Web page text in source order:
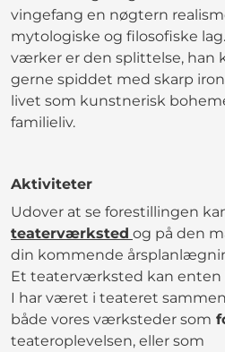
vingefang en nøgtern
mytologiske og filosofiske
værker er den splittelse, han
gerne spiddet med skarp
livet som kunstnerisk
familieliv.
Aktiviteter
Udover at se forestillingen
teaterværksted og på den
din kommende
Et teaterværksted kan enten
I har været i teateret
både vores værksteder som
teateroplevelsen, eller som